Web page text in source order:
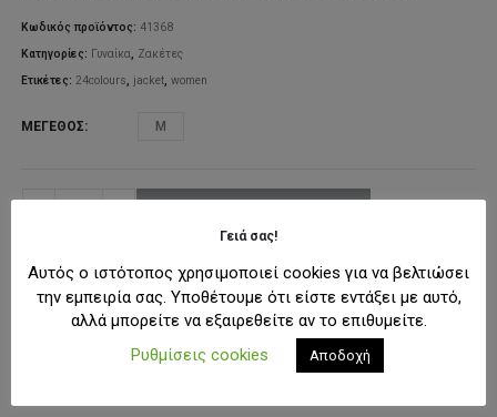
Κωδικός προϊόντος:41368
Κατηγορίες: Γυναίκα, Ζακέτες
Ετικέτες:24colours, jacket,women
ΜΈΓΕΘΟΣ M
ΠΡΟΣΘΉΚΗ ΣΤΗ ΛΊΣΤΑ ΕΠΙΘΥΜΙΏΝ
Γειά σας!
Αυτός ο ιστότοπος χρησιμοποιεί cookies για να βελτιώσει
την εμπειρία σας. Υποθέτουμε ότι είστε εντάξει με αυτό,
αλλά μπορείτε να εξαιρεθείτε αν το επιθυμείτε.
Ρυθμίσεις cookies
Αποδοχή